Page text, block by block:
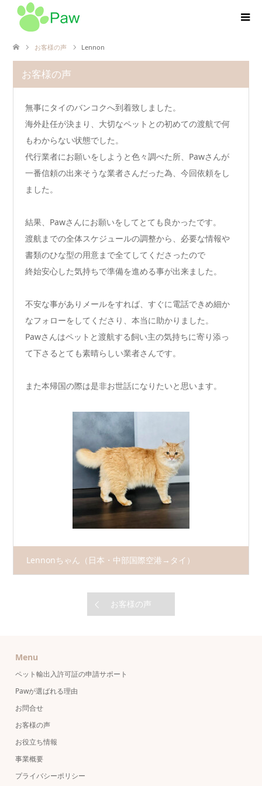
お客様の声 Lennon
お客様の声
無事にタイのバンコクへ到着致しました。
海外赴任が決まり、大切なペットとの初めての渡航で何
もわからない状態でした。
代行業者にお願いをしようと色々調べた所、Pawさんが
一番信頼の出来そうな業者さんだった為、今回依頼をし
ました。
結果、Pawさんにお願いをしてとても良かったです。
渡航までの全体スケジュールの調整から、必要な情報や
書類のひな型の用意まで全てしてくださったので
終始安心した気持ちで準備を進める事が出来ました。
不安な事がありメールをすれば、すぐに電話できめ細か
なフォローをしてくださり、本当に助かりました。
Pawさんはペットと渡航する飼い主の気持ちに寄り添っ
て下さるとても素晴らしい業者さんです。
また本帰国の際は是非お世話になりたいと思います。
Lennonちゃん（日本・中部国際空港→タイ）
お客様の声
Menu
ペット輸出入許可証の申請サポート
Pawが選ばれる理由
お問合せ
お客様の声
お役立ち情報
事業概要
プライバシーポリシー